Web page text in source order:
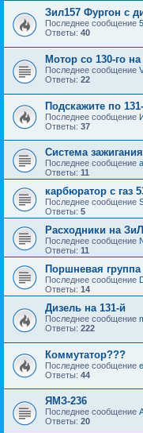
Зил157 Фургон с
Последнее сообщение
Ответы: 40
Мотор со 130-го
Последнее сообщение
Ответы: 22
Подскажите по
Последнее сообщение
Ответы: 37
Система
Последнее сообщение
Ответы: 11
карбюратор с газ
Последнее сообщение
Ответы: 5
Расходники на
Последнее сообщение
Ответы: 11
Поршневая группа
Последнее сообщение
Ответы: 14
Дизель на 131-й
Последнее сообщение
Ответы: 222
Коммутатор???
Последнее сообщение
Ответы: 44
ЯМЗ-236
Последнее сообщение
Ответы: 20